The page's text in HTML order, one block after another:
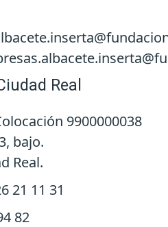
Real
9900000038
bajo.
Real.
21 11 31
82